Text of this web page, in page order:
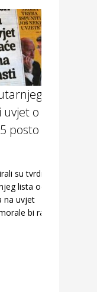
lista:
uvjet o
posto
su tvrdnju
lista od 14.
na uvjet
bi rasti 25